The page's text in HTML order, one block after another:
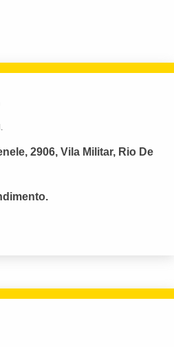
2906, Vila Militar, Rio De